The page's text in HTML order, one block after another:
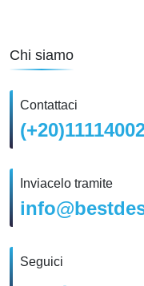
Chi siamo
Contattaci
Inviacelo tramite
Seguici